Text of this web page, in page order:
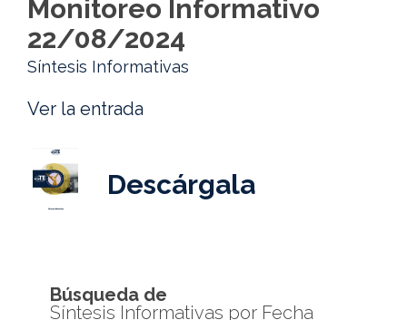
Monitoreo Informativo
22/08/2024
Síntesis Informativas
Ver la entrada
Descárgala
Búsqueda de
Síntesis Informativas por Fecha